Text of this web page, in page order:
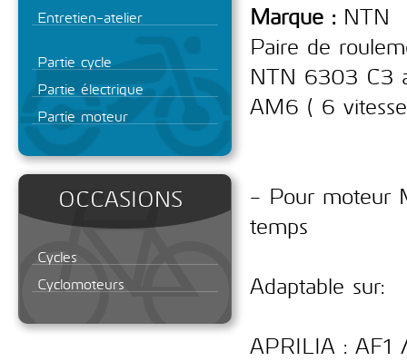
Entretien-atelier
Partie cycle
Partie électrique
Partie moteur
OCCASIONS
Cycles
Cyclomoteurs
Marque : NTN
Paire de
NTN 6303 C3
AM6 ( 6
- Pour moteur
temps
Adaptable sur:
APRILIA :